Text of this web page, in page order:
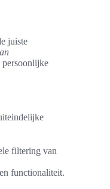
juiste
persoonlijke
filtering van
functionaliteit.